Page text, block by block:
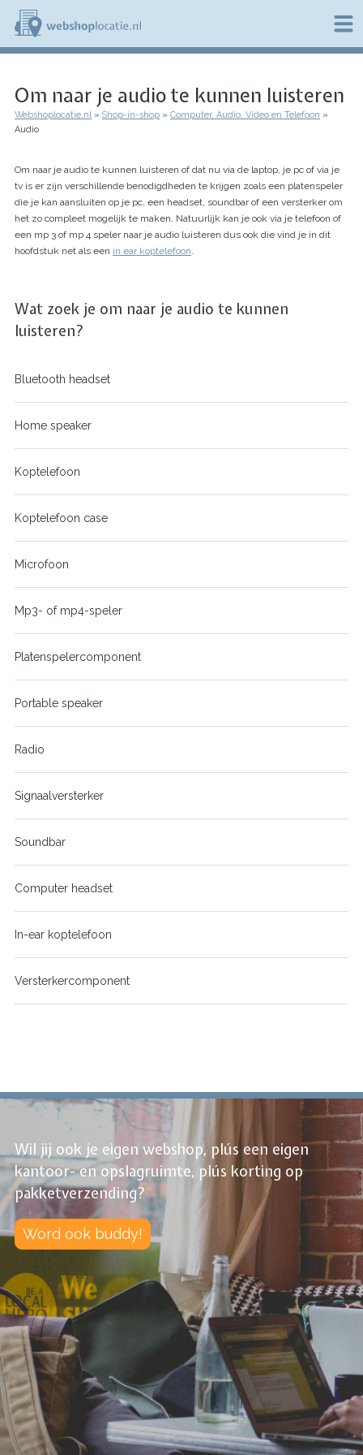
Overslaan
naar
de
b
s
h
o
o
c
a
t
i
e
Om naar je audio te kunnen luisteren
Kruimelpad
Webshoplocatie.nl Shop-in-shop
Computer, Audio, Video en Telefoon
Audio
Om naar je audio te kunnen luisteren of dat nu via de laptop, je pc of via je
tv is er zijn verschillende benodigdheden te krijgen zoals een platenspeler
die je kan aansluiten op je pc, een headset, soundbar of een versterker om
het zo compleet mogelijk te maken. Natuurlijk kan je ook via je telefoon of
een mp 3 of mp 4 speler naar je audio luisteren dus ook die vind je in dit
hoofdstuk net als een in ear koptelefoon
Wat zoek je om naar je audio te kunnen
luisteren?
Bluetooth headset
Home speaker
Koptelefoon
Koptelefoon case
Microfoon
Mp3- of mp4-speler
Platenspelercomponent
Portable speaker
Radio
Signaalversterker
Soundbar
Computer headset
In-ear koptelefoon
Versterkercomponent
Wil jij ook je eigen webshop, plús een eigen
kantoor- en opslagruimte, plús korting op
pakketverzending?
Word ook buddy!